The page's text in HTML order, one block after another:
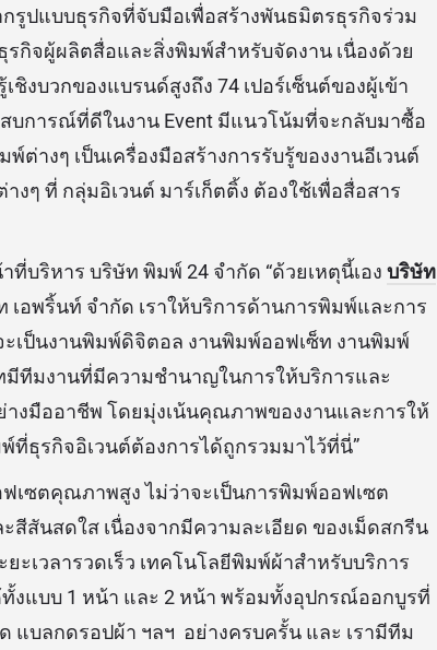
รูปแบบธุรกิจที่จับมือเพื่อสร้างพันธมิตรธุรกิจร่วม
กิจผู้ผลิตสื่อและสิ่งพิมพ์สำหรับจัดงาน เนื่องด้วย
ชิงบวกของแบรนด์สูงถึง 74 เปอร์เซ็นต์ของผู้เข้า
บการณ์ที่ดีในงาน Event มีแนวโน้มที่จะกลับมาซื้อ
ต่างๆ เป็นเครื่องมือสร้างการรับรู้ของงานอีเวนต์
ๆ ที่ กลุ่มอิเวนต์ มาร์เก็ตติ้ง ต้องใช้เพื่อสื่อสาร
บริหาร บริษัท พิมพ์ 24 จำกัด “ด้วยเหตุนี้เอง บริษัท
เอพริ้นท์ จำกัด เราให้บริการด้านการพิมพ์และการ
เป็นงานพิมพ์ดิจิตอล งานพิมพ์ออฟเซ็ท งานพิมพ์
ทีมงานที่มีความชำนาญในการให้บริการและ
งมืออาชีพ โดยมุ่งเน้นคุณภาพของงานและการให้
ที่ธุรกิจอิเวนต์ต้องการได้ถูกรวมมาไว้ที่นี่”
เซตคุณภาพสูง ไม่ว่าจะเป็นการพิมพ์ออฟเซต
สันสดใส เนื่องจากมีความละเอียด ของเม็ดสกรีน
ะเวลารวดเร็ว เทคโนโลยีพิมพ์ผ้าสำหรับบริการ
งแบบ 1 หน้า และ 2 หน้า พร้อมทั้งอุปกรณ์ออกบูรที่
แบลกดรอปผ้า ฯลฯ อย่างครบครั้น และ เรามีทีม